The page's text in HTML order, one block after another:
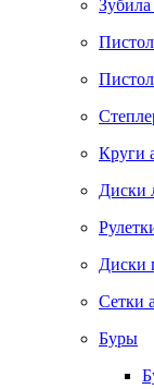
Круги
Диски
Диски
Сетки
Буры